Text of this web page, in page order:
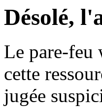
Désolé,
Le pare-feu
cette
jugée